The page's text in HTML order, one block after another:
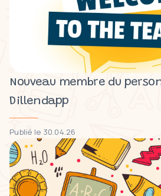
Nouveau membre du
Dillendapp
Publié le 30.04.26